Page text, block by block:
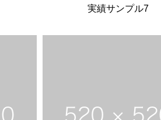
実績サンプル7